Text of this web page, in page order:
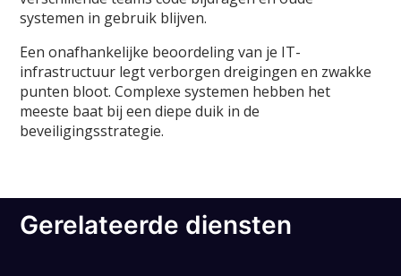
systemen in gebruik blijven.
Een onafhankelijke beoordeling van je IT-
infrastructuur legt verborgen dreigingen en zwakke
punten bloot. Complexe systemen hebben het
meeste baat bij een diepe duik in de
beveiligingsstrategie.
Gerelateerde diensten